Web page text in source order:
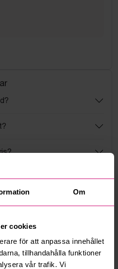
Om
cookies
för att anpassa innehållet
tillhandahålla funktioner
vår trafik. Vi